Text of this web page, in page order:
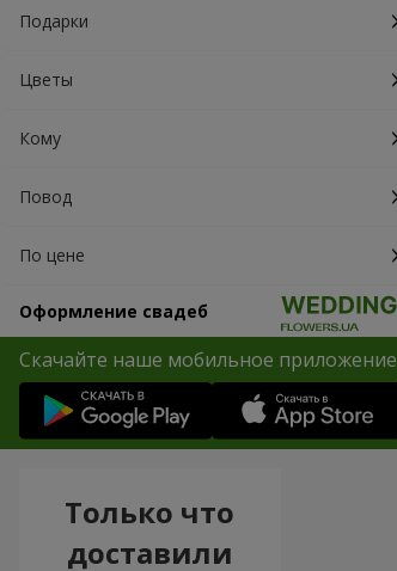
Подарки
Цветы
Кому
Повод
По цене
Оформление свадеб
Скачайте наше мобильное приложение
Только что
доставили